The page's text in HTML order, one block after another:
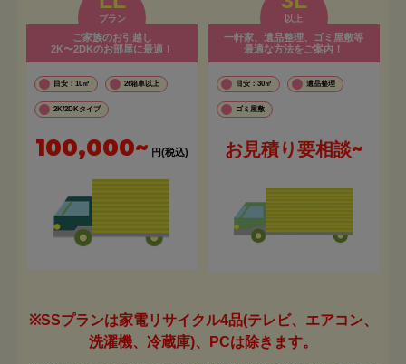
プラン
ご家族のお引越し
2K〜2DKのお部屋に最適！
目安：10㎡ 2t箱車以上
2K/2DKタイプ
100,000~ 円(税込)
以上
一軒家、遺品整理、ゴミ屋敷等
最適な方法をご案内！
目安：30㎡ 遺品整理
ゴミ屋敷
お見積り要相談~
※SSプランは家電リサイクル4品(テレビ、エアコン、
洗濯機、冷蔵庫)、PCは除きます。